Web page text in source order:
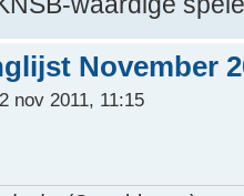
November
nov 2011, 11:15